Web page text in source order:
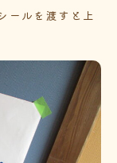
ールを渡すと上